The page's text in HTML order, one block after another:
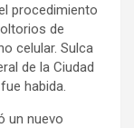
procedimiento
de
celular. Sulca
de la Ciudad
habida.
un nuevo